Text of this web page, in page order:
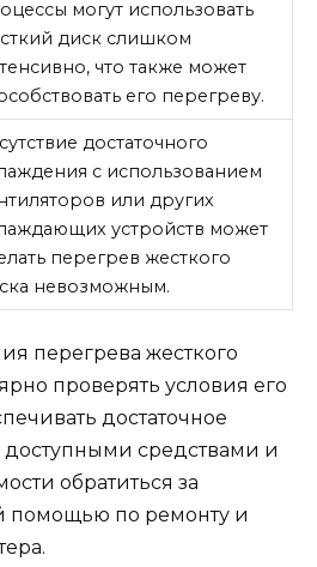
могут использовать
диск слишком
что также может
его перегреву.
достаточного
с использованием
или других
устройств может
перегрев жесткого
невозможным.
перегрева жесткого
проверять условия его
достаточное
средствами и
обратиться за
помощью по ремонту и